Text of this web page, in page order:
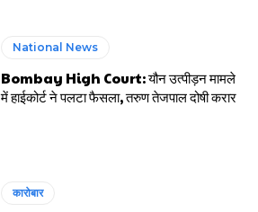
National News
Bombay High Court: यौन उत्पीड़न मामले
में हाईकोर्ट ने पलटा फैसला, तरुण तेजपाल दोषी करार
कारोबार